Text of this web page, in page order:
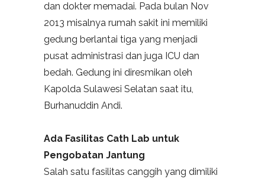
dan dokter memadai. Pada bulan Nov
2013 misalnya rumah sakit ini memiliki
gedung berlantai tiga yang menjadi
pusat administrasi dan juga ICU dan
bedah. Gedung ini diresmikan oleh
Kapolda Sulawesi Selatan saat itu,
Burhanuddin Andi.
Ada Fasilitas Cath Lab untuk
Pengobatan Jantung
Salah satu fasilitas canggih yang dimiliki